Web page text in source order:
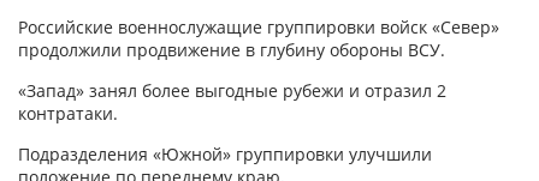
Российские военнослужащие группировки войск «Север»
продолжили продвижение в глубину обороны ВСУ.
«Запад» занял более выгодные рубежи и отразил 2
контратаки.
Подразделения «Южной» группировки улучшили